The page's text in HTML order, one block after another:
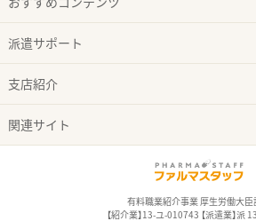
派遣サポート
支店紹介
関連サイト
有料職業紹介事業 厚生労働大臣
【紹介業】13-ユ-010743 【派遣業】派